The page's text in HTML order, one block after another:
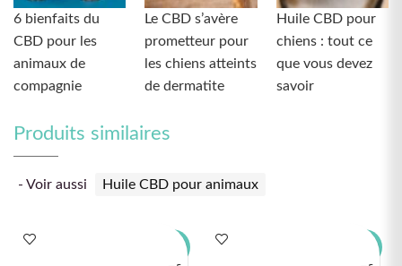
6 bienfaits du
CBD pour les
animaux de
compagnie
Le CBD s’avère
prometteur pour
les chiens atteints
de dermatite
Huile CBD pour
chiens : tout ce
que vous devez
savoir
Produits similaires
- Voir aussi Huile CBD pour animaux